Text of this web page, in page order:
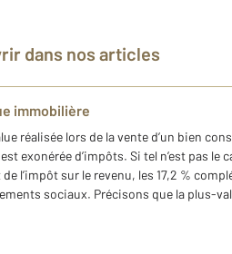
dans nos articles
immobilière
réalisée lors de la vente d’un bien
exonérée d’impôts. Si tel n’est pas le
de l’impôt sur le revenu, les 17,2 %
sociaux. Précisons que la plus-